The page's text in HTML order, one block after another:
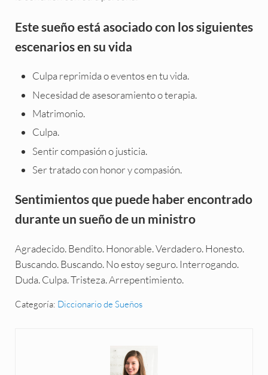
Este sueño está asociado con los siguientes
escenarios en su vida
Culpa reprimida o eventos en tu vida.
Necesidad de asesoramiento o terapia.
Matrimonio.
Culpa.
Sentir compasión o justicia.
Ser tratado con honor y compasión.
Sentimientos que puede haber encontrado
durante un sueño de un ministro
Agradecido. Bendito. Honorable. Verdadero. Honesto.
Buscando. Buscando. No estoy seguro. Interrogando.
Duda. Culpa. Tristeza. Arrepentimiento.
Categoría: Diccionario de Sueños